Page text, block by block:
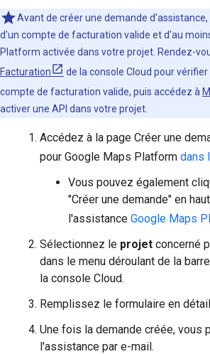
Avant de créer une demande
d'un compte de facturation valide et d'au
Platform activée dans votre projet. Rendez-
Facturation
de la console Cloud pour
compte de facturation valide, puis accédez à
activer une API dans votre projet.
Accédez à la page Créer une
pour Google Maps Platform dans
Vous pouvez également
"Créer une demande" en
l'assistance Google Maps
Sélectionnez le projet concerné
dans le menu déroulant de la
la console Cloud.
Remplissez le formulaire en
Une fois la demande créée, vous
l'assistance par e-mail.